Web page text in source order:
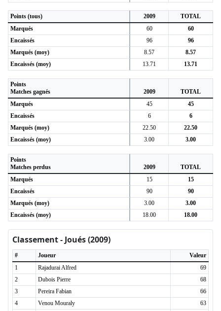
Points (tous) 2009
TOTAL
Marqués
60
60
Encaissés
96
96
Marqués (moy)
8.57
8.57
Encaissés (moy)
13.71 13.71
Points
Matches gagnés
2009
TOTAL
Marqués
45
45
Encaissés
6
6
Marqués (moy)
22.50
22.50
Encaissés (moy)
3.00 3.00
Points
Matches perdus
2009
TOTAL
Marqués
15
15
Encaissés
90
90
Marqués (moy)
3.00
3.00
Encaissés (moy)
18.00 18.00
Classement - Joués (2009)
# Joueur
Valeur
1
Rajadurai Alfred
69
2
Dubois Pierre
68
3
Pereira Fabian
66
4
Venou Mouraly
63